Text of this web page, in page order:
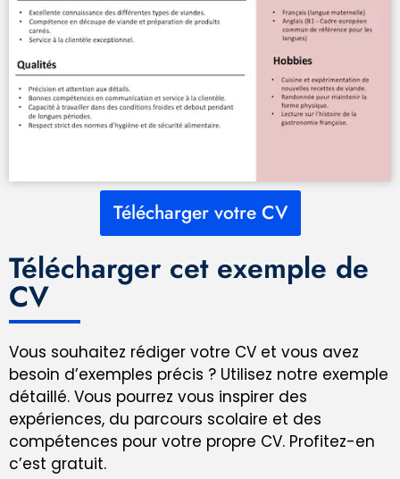
Télécharger votre CV
Télécharger cet exemple de
CV
Vous souhaitez rédiger votre CV et vous avez
besoin d’exemples précis ? Utilisez notre exemple
détaillé. Vous pourrez vous inspirer des
expériences, du parcours scolaire et des
compétences pour votre propre CV. Profitez-en
c’est gratuit.